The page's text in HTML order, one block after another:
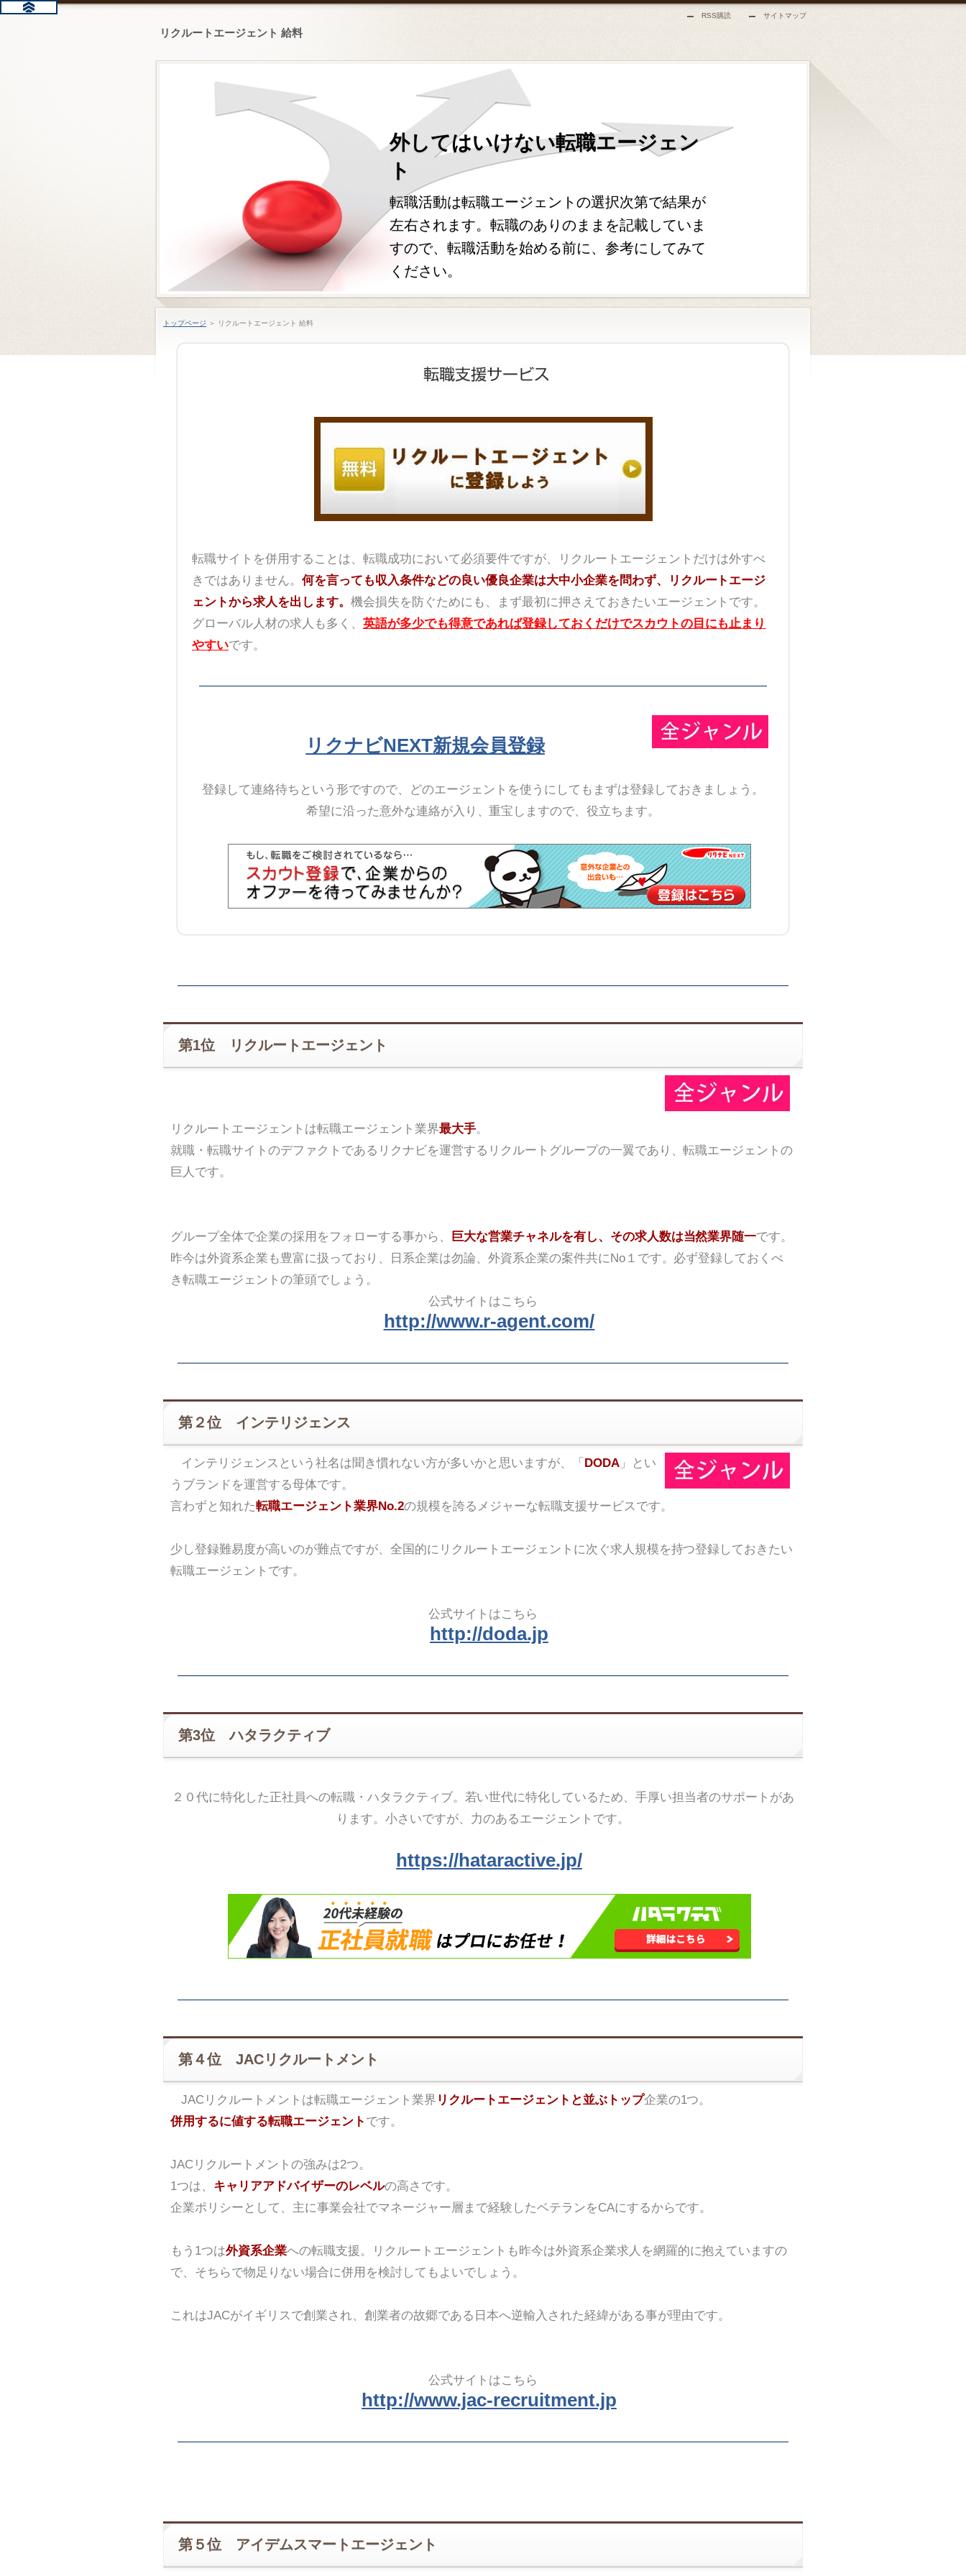
リクルートエージェント 給料
RSS購読 サイトマップ
外してはいけない転職エージェン
ト
転職活動は転職エージェントの選択次第で結果が
左右されます。転職のありのままを記載していま
すので、転職活動を始める前に、参考にしてみて
ください。
トップページ ＞ リクルートエージェント 給料
転職サイトを併用することは、転職成功において必須要件ですが、リクルートエージェントだけは外すべ
きではありません。 何を言っても収入条件などの良い優良企業は大中小企業を問わず、リクルートエージ
ェントから求人を出します。 機会損失を防ぐためにも、まず最初に押さえておきたいエージェントです。
グローバル人材の求人も多く、 英語が多少でも得意であれば登録しておくだけでスカウトの目にも止まり
やすいです。
リクナビNEXT新規会員登録
登録して連絡待ちという形ですので、どのエージェントを使うにしてもまずは登録しておきましょう。
希望に沿った意外な連絡が入り、重宝しますので、役立ちます。
第1位 リクルートエージェント
リクルートエージェントは転職エージェント業界最大手。
就職・転職サイトのデファクトであるリクナビを運営するリクルートグループの一翼であり、転職エージェントの
巨人です。
グループ全体で企業の採用をフォローする事から、 巨大な営業チャネルを有し、その求人数は当然業界随一です。
昨今は外資系企業も豊富に扱っており、日系企業は勿論、外資系企業の案件共にNo１です。必ず登録しておくべ
き転職エージェントの筆頭でしょう。
公式サイトはこちら
http://www.r-agent.com/
第２位 インテリジェンス
インテリジェンスという社名は聞き慣れない方が多いかと思いますが、「 DODA」とい
うブランドを運営する母体です。
言わずと知れた転職エージェント業界No.2の規模を誇るメジャーな転職支援サービスです。
少し登録難易度が高いのが難点ですが、全国的にリクルートエージェントに次ぐ求人規模を持つ登録しておきたい
転職エージェントです。
公式サイトはこちら
http://doda.jp
第3位 ハタラクティブ
２０代に特化した正社員への転職・ハタラクティブ。若い世代に特化しているため、手厚い担当者のサポートがあ
ります。小さいですが、力のあるエージェントです。
https://hataractive.jp/
第４位 JACリクルートメント
JACリクルートメントは転職エージェント業界 リクルートエージェントと並ぶトップ企業の1つ。
併用するに値する転職エージェント です。
JACリクルートメントの強みは2つ。
1つは、 キャリアアドバイザーのレベルの高さです。
企業ポリシーとして、主に事業会社でマネージャー層まで経験したベテランをCAにするからです。
もう1つは外資系企業への転職支援。リクルートエージェントも昨今は外資系企業求人を網羅的に抱えていますの
で、そちらで物足りない場合に併用を検討してもよいでしょう。
これはJACがイギリスで創業され、創業者の故郷である日本へ逆輸入された経緯がある事が理由です。
公式サイトはこちら
http://www.jac-recruitment.jp
第５位 アイデムスマートエージェント